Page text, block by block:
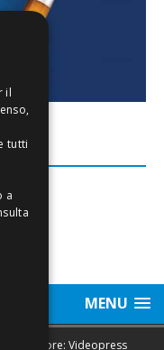
MENU
Editore: Videopress